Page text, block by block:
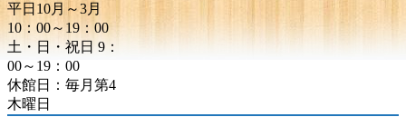
平日10月～3月
10：00～19：00
土・日・祝日 9：
00～19：00
休館日：毎月第4
木曜日